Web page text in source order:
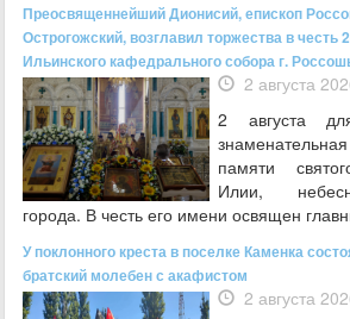
Преосвященнейший Дионисий, епископ
Острогожский, возглавил торжества в честь
Ильинского кафедрального собора г.
2 августа
2 августа
памяти
Илии,
города. В честь его имени освящен
У поклонного креста в поселке Каменка
братский молебен с акафистом
2 августа